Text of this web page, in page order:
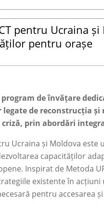
pentru Ucraina
pentru orașe
program de învățare
de reconstrucția
prin abordări
Ucraina și Moldova
capacităților
Inspirat de Metoda
existente în
pentru accesarea